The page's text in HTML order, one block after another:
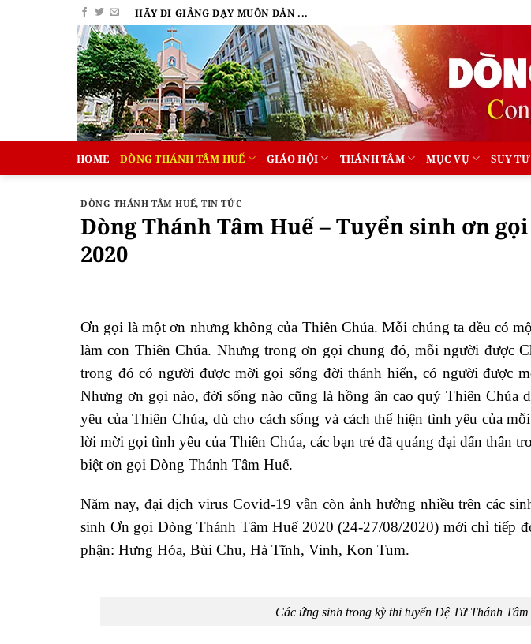
HÃY ĐI GIẢNG DẠY MUÔN DÂN ...
HOME DÒNG THÁNH TÂM HUẾ GIÁO HỘI THÁNH TÂM MỤC VỤ SUY TƯ
DÒNG THÁNH TÂM HUẾ,TIN TỨC
Dòng Thánh Tâm Huế – Tuyển sinh ơn
2020
Ơn gọi là một ơn nhưng không của Thiên Chúa. Mỗi chúng ta đều có
làm con Thiên Chúa. Nhưng trong ơn gọi chung đó, mỗi người được
trong đó có người được mời gọi sống đời thánh hiến, có người được
Nhưng ơn gọi nào, đời sống nào cũng là hồng ân cao quý Thiên Chúa
yêu của Thiên Chúa, dù cho cách sống và cách thể hiện tình yêu của
lời mời gọi tình yêu của Thiên Chúa, các bạn trẻ đã quảng đại dấn thân
biệt ơn gọi Dòng Thánh Tâm Huế.
Năm nay, đại dịch virus Covid-19 vẫn còn ảnh hưởng nhiều trên các
sinh Ơn gọi Dòng Thánh Tâm Huế 2020 (24-27/08/2020) mới chỉ tiếp
phận: Hưng Hóa, Bùi Chu, Hà Tĩnh, Vinh, Kon Tum.
Các ứng sinh trong kỳ thi tuyển Đệ Tử Thánh Tâm